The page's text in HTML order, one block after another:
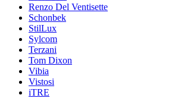
Renzo Del Ventisette
Schonbek
StilLux
Sylcom
Terzani
Tom Dixon
Vibia
Vistosi
iTRE